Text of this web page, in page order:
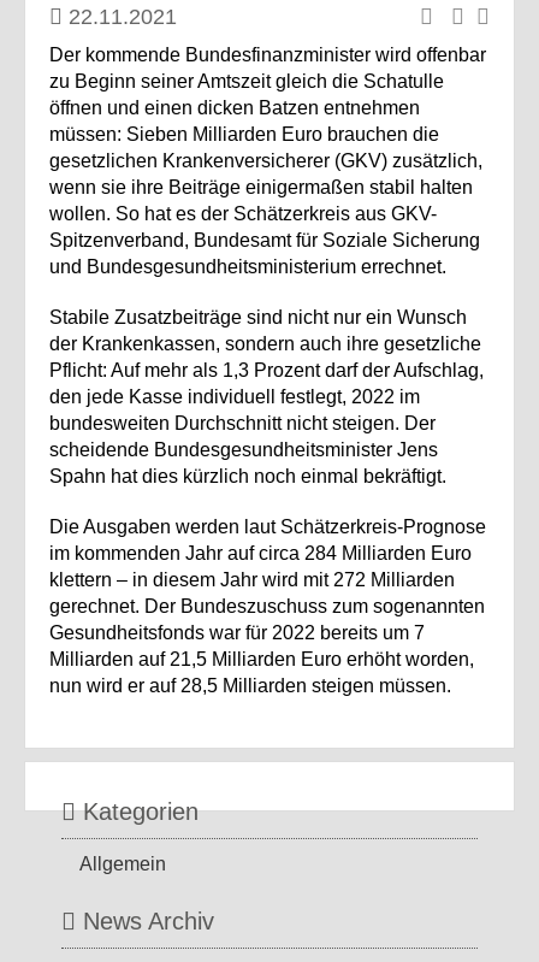
22.11.2021
Der kommende Bundesfinanzminister wird offenbar
zu Beginn seiner Amtszeit gleich die Schatulle
öffnen und einen dicken Batzen entnehmen
müssen: Sieben Milliarden Euro brauchen die
gesetzlichen Krankenversicherer (GKV) zusätzlich,
wenn sie ihre Beiträge einigermaßen stabil halten
wollen. So hat es der Schätzerkreis aus GKV-
Spitzenverband, Bundesamt für Soziale Sicherung
und Bundesgesundheitsministerium errechnet.
Stabile Zusatzbeiträge sind nicht nur ein Wunsch
der Krankenkassen, sondern auch ihre gesetzliche
Pflicht: Auf mehr als 1,3 Prozent darf der Aufschlag,
den jede Kasse individuell festlegt, 2022 im
bundesweiten Durchschnitt nicht steigen. Der
scheidende Bundesgesundheitsminister Jens
Spahn hat dies kürzlich noch einmal bekräftigt.
Die Ausgaben werden laut Schätzerkreis-Prognose
im kommenden Jahr auf circa 284 Milliarden Euro
klettern – in diesem Jahr wird mit 272 Milliarden
gerechnet. Der Bundeszuschuss zum sogenannten
Gesundheitsfonds war für 2022 bereits um 7
Milliarden auf 21,5 Milliarden Euro erhöht worden,
nun wird er auf 28,5 Milliarden steigen müssen.
Kategorien
Allgemein
News Archiv